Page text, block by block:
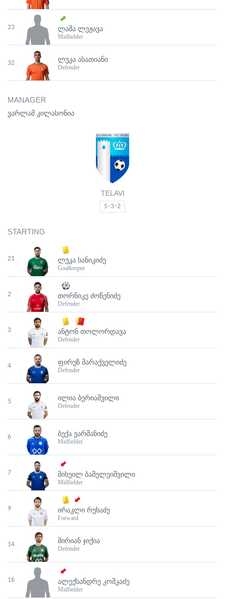
23 ᲚᲐᲨᲐ ᲚᲔᲟᲐᲕᲐ
Midfielder
32 ᲚᲣᲙᲐ ᲐᲡᲐᲗᲘᲐᲜᲘ
Defender
MANAGER
ვარლამ კილასონია
TELAVI
5-3-2
STARTING
21 ᲚᲣᲙᲐ ᲡᲐᲜᲘᲙᲘᲫᲔ
Goalkeeper
2 ᲗᲝᲠᲜᲘᲙᲔ ᲫᲝᲬᲔᲜᲘᲫᲔ
Defender
3 ᲐᲜᲢᲝᲜ ᲗᲝᲚᲝᲠᲓᲐᲕᲐ
Defender
4 ᲤᲘᲠᲣᲖ ᲛᲐᲠᲐᲥᲕᲔᲚᲘᲫᲔ
Defender
5 ᲘᲚᲘᲐ ᲑᲔᲠᲘᲐᲨᲕᲘᲚᲘ
Defender
6 ᲑᲔᲥᲐ ᲕᲐᲠᲨᲐᲜᲘᲫᲔ
Midfielder
7 ᲛᲘᲮᲔᲘᲚ ᲑᲐᲨᲔᲚᲔᲘᲨᲕᲘᲚᲘ
Midfielder
9 ᲘᲠᲐᲙᲚᲘ ᲠᲣᲮᲐᲫᲔ
Forward
14 ᲛᲘᲠᲘᲐᲜ ᲯᲘᲥᲘᲐ
Defender
16 ᲐᲚᲔᲥᲡᲐᲜᲓᲠᲔ ᲙᲝᲨᲙᲐᲫᲔ
Midfielder